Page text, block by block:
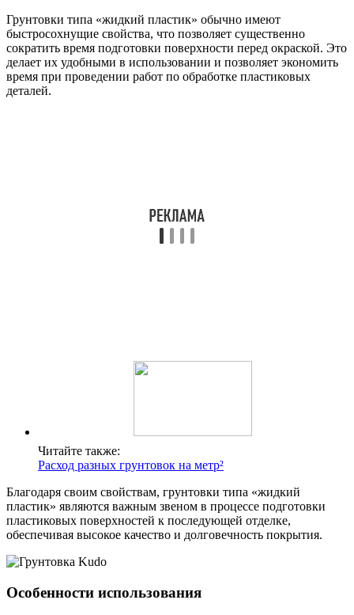
Грунтовки типа «жидкий пластик» обычно имеют
быстросохнущие свойства, что позволяет существенно
сократить время подготовки поверхности перед окраской. Это
делает их удобными в использовании и позволяет экономить
время при проведении работ по обработке пластиковых
деталей.
Читайте также:
Расход разных грунтовок на метр²
Благодаря своим свойствам, грунтовки типа «жидкий
пластик» являются важным звеном в процессе подготовки
пластиковых поверхностей к последующей отделке,
обеспечивая высокое качество и долговечность покрытия.
Особенности использования